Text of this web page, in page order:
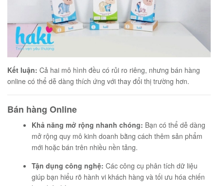
Kết luận: Cả hai mô hình đều có rủi ro riêng, nhưng bán hàng
online có thể dễ dàng thích ứng với thay đổi thị trường hơn.
Bán hàng Online
Khả năng mở rộng nhanh chóng: Bạn có thể dễ dàng
mở rộng quy mô kinh doanh bằng cách thêm sản phẩm
mới hoặc bán trên nhiều nền tảng.
Tận dụng công nghệ: Các công cụ phân tích dữ liệu
giúp bạn hiểu rõ hành vi khách hàng và tối ưu hóa chiến